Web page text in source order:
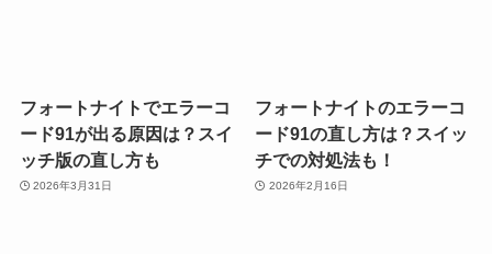
フォートナイトでエラーコ
ード91が出る原因は？スイ
ッチ版の直し方も
2026年3月31日
フォートナイトのエラーコ
ード91の直し方は？スイッ
チでの対処法も！
2026年2月16日